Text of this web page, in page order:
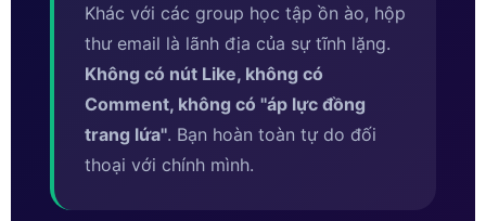
Khác với các group học tập ồn ào, hộp
thư email là lãnh địa của sự tĩnh lặng.
Không có nút Like, không có
Comment, không có ''áp lực đồng
trang lứa''. Bạn hoàn toàn tự do đối
thoại với chính mình.